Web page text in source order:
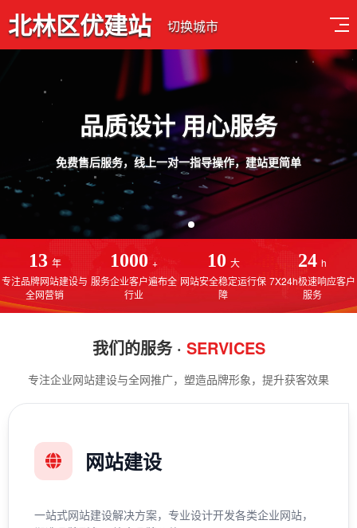
北林区优建站 切换城市
品质设计 用心服务
免费售后服务，线上一对一指导操作，建站更简单
13 年
专注品牌网站建设与
全网营销
1000 +
服务企业客户遍布全
行业
10 大
网站安全稳定运行保
障
24 h
7X24h极速响应客户
服务
我们的服务 · SERVICES
专注企业网站建设与全网推广，塑造品牌形象，提升获客效果
网站建设
一站式网站建设解决方案，专业设计开发各类企业网站，